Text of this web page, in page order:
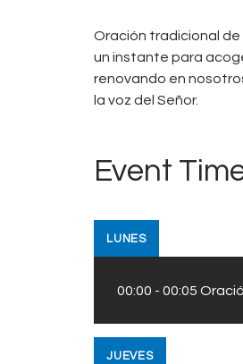
Oración tradicional de
un instante para
renovando en
la voz del Señor.
Event
LUNES
00:00 - 00:05
JUEVES